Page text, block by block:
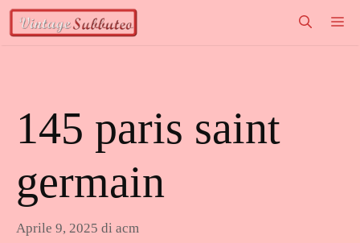
Vai
145 paris saint
germain
Aprile 9, 2025 di acm